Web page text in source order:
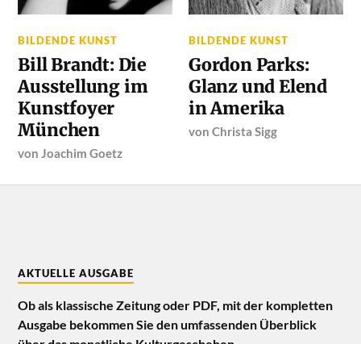
BILDENDE KUNST
Bill Brandt: Die
Ausstellung im
Kunstfoyer
München
vonJoachim Goetz
BILDENDE KUNST
Gordon Parks:
Glanz und Elend
in Amerika
vonChrista Sigg
AKTUELLE AUSGABE
Ob als klassische Zeitung oder PDF, mit der kompletten
Ausgabe bekommen Sie den umfassenden Überblick